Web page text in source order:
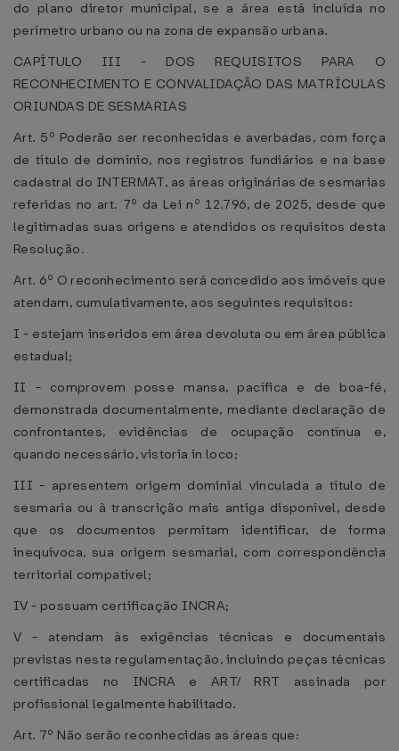
do plano diretor municipal, se a área está incluída no
perímetro urbano ou na zona de expansão urbana.
CAPÍTULO III - DOS REQUISITOS PARA O
RECONHECIMENTO E CONVALIDAÇÃO DAS MATRÍCULAS
ORIUNDAS DE SESMARIAS
Art. 5º Poderão ser reconhecidas e averbadas, com força
de título de domínio, nos registros fundiários e na base
cadastral do INTERMAT, as áreas originárias de sesmarias
referidas no art. 7º da Lei nº 12.796, de 2025, desde que
legitimadas suas origens e atendidos os requisitos desta
Resolução.
Art. 6º O reconhecimento será concedido aos imóveis que
atendam, cumulativamente, aos seguintes requisitos:
I - estejam inseridos em área devoluta ou em área pública
estadual;
II - comprovem posse mansa, pacífica e de boa-fé,
demonstrada documentalmente, mediante declaração de
confrontantes, evidências de ocupação contínua e,
quando necessário, vistoria in loco;
III - apresentem origem dominial vinculada a título de
sesmaria ou à transcrição mais antiga disponível, desde
que os documentos permitam identificar, de forma
inequívoca, sua origem sesmarial, com correspondência
territorial compatível;
IV - possuam certificação INCRA;
V - atendam às exigências técnicas e documentais
previstas nesta regulamentação, incluindo peças técnicas
certificadas no INCRA e ART/ RRT assinada por
profissional legalmente habilitado.
Art. 7º Não serão reconhecidas as áreas que: